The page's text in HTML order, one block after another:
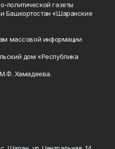
политической газеты
Башкортостан «Шаранские
массовой информации
дом «Республика
Хамадеева.